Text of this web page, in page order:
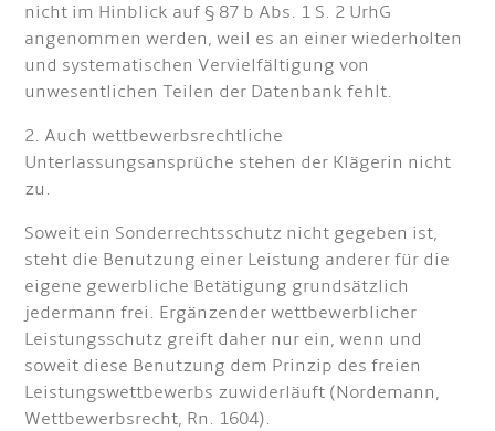
nicht im Hinblick auf § 87 b Abs. 1 S. 2 UrhG
angenommen werden, weil es an einer wiederholten
und systematischen Vervielfältigung von
unwesentlichen Teilen der Datenbank fehlt.
2. Auch wettbewerbsrechtliche
Unterlassungsansprüche stehen der Klägerin nicht
zu.
Soweit ein Sonderrechtsschutz nicht gegeben ist,
steht die Benutzung einer Leistung anderer für die
eigene gewerbliche Betätigung grundsätzlich
jedermann frei. Ergänzender wettbewerblicher
Leistungsschutz greift daher nur ein, wenn und
soweit diese Benutzung dem Prinzip des freien
Leistungswettbewerbs zuwiderläuft (Nordemann,
Wettbewerbsrecht, Rn. 1604).